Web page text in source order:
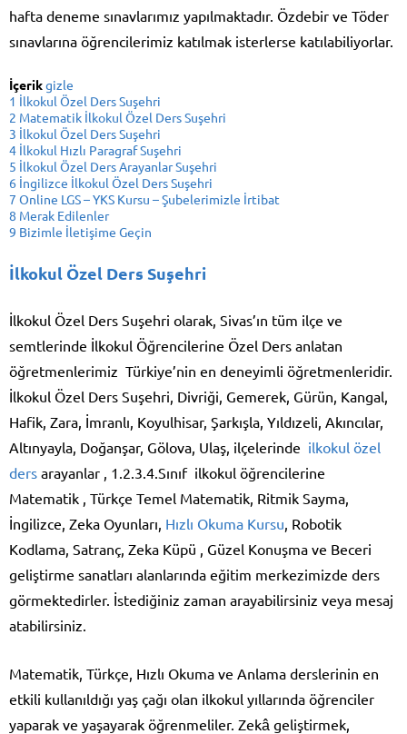
hafta deneme sınavlarımız yapılmaktadır. Özdebir ve Töder
sınavlarına öğrencilerimiz katılmak isterlerse katılabiliyorlar.
İçerikgizle
1 İlkokul Özel Ders Suşehri
2 Matematik İlkokul Özel Ders Suşehri
3 İlkokul Özel Ders Suşehri
4 İlkokul Hızlı Paragraf Suşehri
5 İlkokul Özel Ders Arayanlar Suşehri
6 İngilizce İlkokul Özel Ders Suşehri
7 Online LGS – YKS Kursu – Şubelerimizle İrtibat
8 Merak Edilenler
9 Bizimle İletişime Geçin
İlkokul Özel Ders Suşehri
İlkokul Özel Ders Suşehri olarak, Sivas’ın tüm ilçe ve
semtlerinde İlkokul Öğrencilerine Özel Ders anlatan
öğretmenlerimiz Türkiye’nin en deneyimli öğretmenleridir.
İlkokul Özel Ders Suşehri, Divriği, Gemerek, Gürün, Kangal,
Hafik, Zara, İmranlı, Koyulhisar, Şarkışla, Yıldızeli, Akıncılar,
Altınyayla, Doğanşar, Gölova, Ulaş, ilçelerinde ilkokul özel
ders arayanlar , 1.2.3.4.Sınıf ilkokul öğrencilerine
Matematik , Türkçe Temel Matematik, Ritmik Sayma,
İngilizce, Zeka Oyunları, Hızlı Okuma Kursu , Robotik
Kodlama, Satranç, Zeka Küpü , Güzel Konuşma ve Beceri
geliştirme sanatları alanlarında eğitim merkezimizde ders
görmektedirler. İstediğiniz zaman arayabilirsiniz veya mesaj
atabilirsiniz.
Matematik, Türkçe, Hızlı Okuma ve Anlama derslerinin en
etkili kullanıldığı yaş çağı olan ilkokul yıllarında öğrenciler
yaparak ve yaşayarak öğrenmeliler. Zekâ geliştirmek,